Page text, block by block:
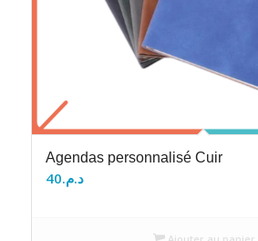
Agendas personnalisé Cuir
د.م.40